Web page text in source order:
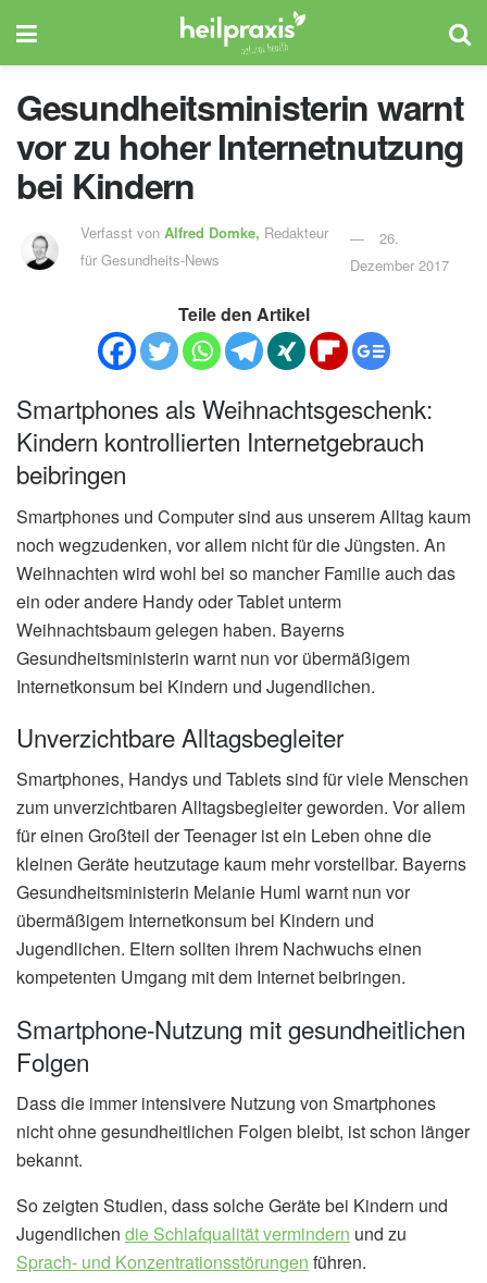
Gesundheitsministerin warnt
vor zu hoher Internetnutzung
bei Kindern
Verfasst von Alfred Domke, Redakteur
für Gesundheits-News
26.
Dezember 2017
Teile den Artikel
Smartphones als Weihnachtsgeschenk:
Kindern kontrollierten Internetgebrauch
beibringen
Smartphones und Computer sind aus unserem Alltag kaum
noch wegzudenken, vor allem nicht für die Jüngsten. An
Weihnachten wird wohl bei so mancher Familie auch das
ein oder andere Handy oder Tablet unterm
Weihnachtsbaum gelegen haben. Bayerns
Gesundheitsministerin warnt nun vor übermäßigem
Internetkonsum bei Kindern und Jugendlichen.
Unverzichtbare Alltagsbegleiter
Smartphones, Handys und Tablets sind für viele Menschen
zum unverzichtbaren Alltagsbegleiter geworden. Vor allem
für einen Großteil der Teenager ist ein Leben ohne die
kleinen Geräte heutzutage kaum mehr vorstellbar. Bayerns
Gesundheitsministerin Melanie Huml warnt nun vor
übermäßigem Internetkonsum bei Kindern und
Jugendlichen. Eltern sollten ihrem Nachwuchs einen
kompetenten Umgang mit dem Internet beibringen.
Smartphone-Nutzung mit gesundheitlichen
Folgen
Dass die immer intensivere Nutzung von Smartphones
nicht ohne gesundheitlichen Folgen bleibt, ist schon länger
bekannt.
So zeigten Studien, dass solche Geräte bei Kindern und
Jugendlichen die Schlafqualität vermindern und zu
Sprach- und Konzentrationsstörungen führen.